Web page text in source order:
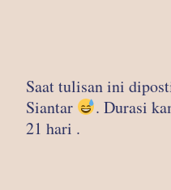
Saat tulisan ini
Siantar
. Durasi
21 hari .